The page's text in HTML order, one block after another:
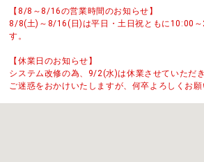
【8/8～8/16の営業時間のお知らせ】
8/8(土)～8/16(日)は平日・土日祝ともに10:00～
す。
【休業日のお知らせ】
システム改修の為、9/2(水)は休業させていただき
ご迷惑をおかけいたしますが、何卒よろしくお願